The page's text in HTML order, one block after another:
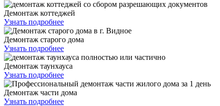
Демонтаж коттеджей
Узнать подробнее
Демонтаж старого дома
Узнать подробнее
Демонтаж таунхауса
Узнать подробнее
Демонтаж части дома
Узнать подробнее